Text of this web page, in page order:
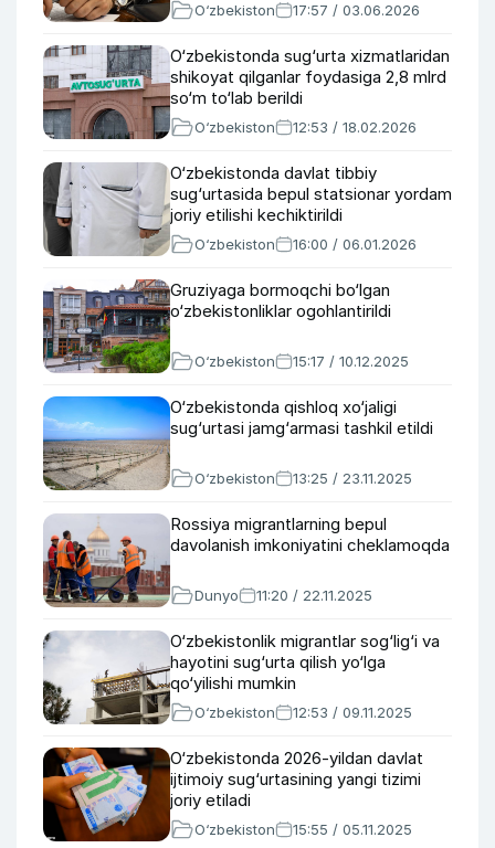
O‘zbekiston 17:57 / 03.06.2026
O‘zbekistonda sug‘urta xizmatlaridan
shikoyat qilganlar foydasiga 2,8 mlrd
so‘m to‘lab berildi
O‘zbekiston 12:53 / 18.02.2026
O‘zbekistonda davlat tibbiy
sug‘urtasida bepul statsionar yordam
joriy etilishi kechiktirildi
O‘zbekiston 16:00 / 06.01.2026
Gruziyaga bormoqchi bo‘lgan
o‘zbekistonliklar ogohlantirildi
O‘zbekiston 15:17 / 10.12.2025
O‘zbekistonda qishloq xo‘jaligi
sug‘urtasi jamg‘armasi tashkil etildi
O‘zbekiston 13:25 / 23.11.2025
Rossiya migrantlarning bepul
davolanish imkoniyatini cheklamoqda
Dunyo 11:20 / 22.11.2025
O‘zbekistonlik migrantlar sog‘lig‘i va
hayotini sug‘urta qilish yo‘lga
qo‘yilishi mumkin
O‘zbekiston 12:53 / 09.11.2025
O‘zbekistonda 2026-yildan davlat
ijtimoiy sug‘urtasining yangi tizimi
joriy etiladi
O‘zbekiston 15:55 / 05.11.2025